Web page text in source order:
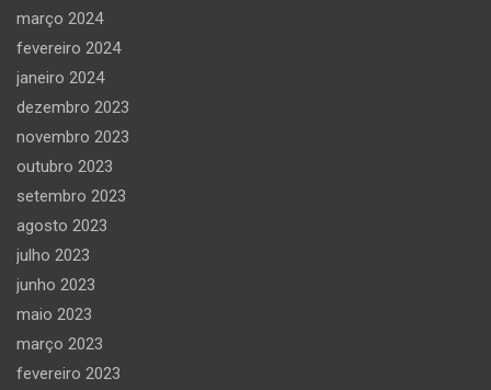
março 2024
fevereiro 2024
janeiro 2024
dezembro 2023
novembro 2023
outubro 2023
setembro 2023
agosto 2023
julho 2023
junho 2023
maio 2023
março 2023
fevereiro 2023